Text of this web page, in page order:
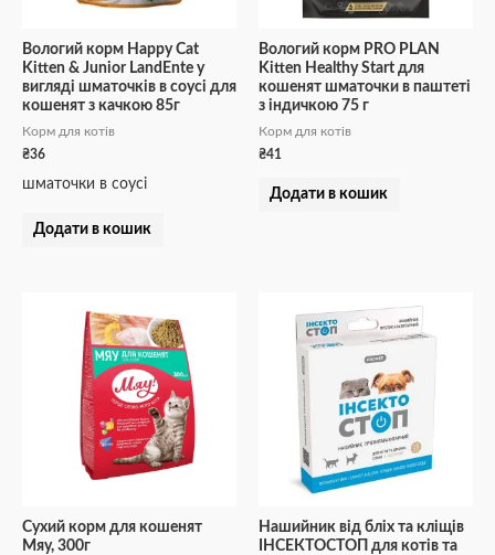
Вологий корм Happy Cat
Kitten & Junior LandEnte у
вигляді шматочків в cоусі для
кошенят з качкою 85г
Корм для котів
₴36
шматочки в соусі
Додати в кошик
Вологий корм PRO PLAN
Kitten Healthy Start для
кошенят шматочки в паштеті
з індичкою 75 г
Корм для котів
₴41
Додати в кошик
Сухий корм для кошенят
Мяу, 300г
Нашийник від бліх та кліщів
ІНСЕКТОСТОП для котів та